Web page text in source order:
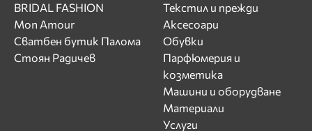
BRIDAL FASHION
Mon Amour
Сватбен бутик Палома
Стоян Радичев
Текстил и прежди
Аксесоари
Обувки
Парфюмерия и
козметика
Машини и оборудване
Материали
Услуги